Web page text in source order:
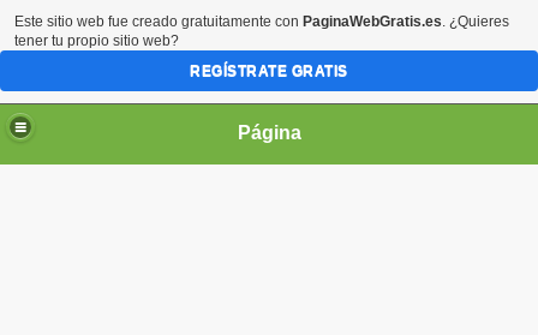
Página
Este sitio web fue creado gratuitamente con PaginaWebGratis.es. ¿Quieres
tener tu propio sitio web?
REGÍSTRATE GRATIS